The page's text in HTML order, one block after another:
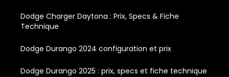
Dodge Charger Daytona : Prix, Specs & Fiche
Technique
Dodge Durango 2024 configuration et prix
Dodge Durango 2025 : prix, specs et fiche technique